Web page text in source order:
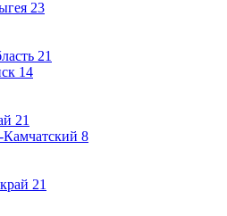
23
21
14
21
Камчатский 8
21